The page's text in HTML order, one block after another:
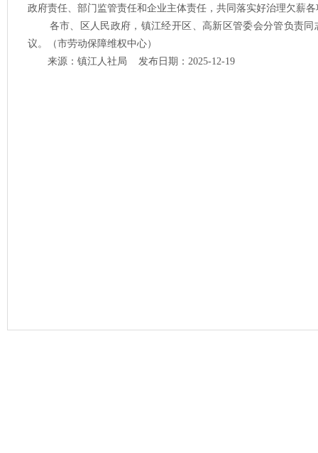
政府责任、部门监管责任和企业主体责任，共同落实好治理欠薪
各市、区人民政府，镇江经开区、高新区管委会分管负责同
议。（市劳动保障维权中心）
来源：镇江人社局 发布日期：2025-12-19